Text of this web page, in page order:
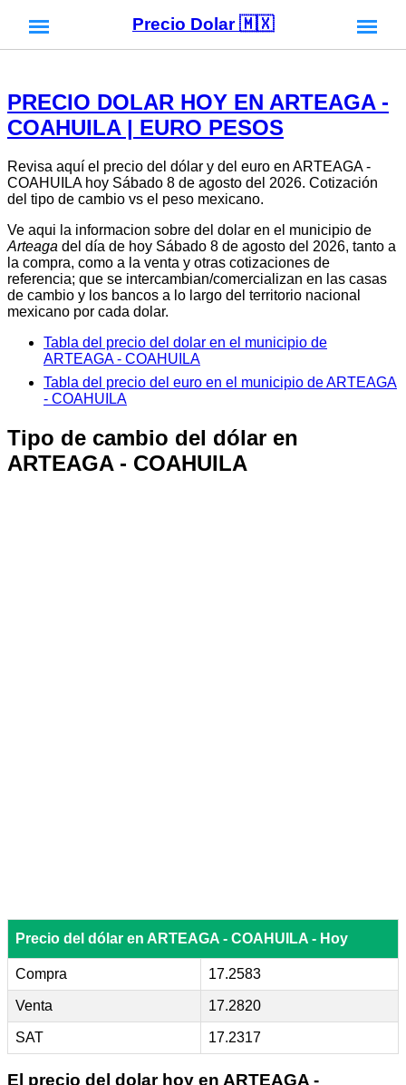
Precio Dolar 🇲🇽
PRECIO DOLAR HOY EN ARTEAGA -
COAHUILA | EURO PESOS
Revisa aquí el precio del dólar y del euro en ARTEAGA -
COAHUILA hoy Sábado 8 de agosto del 2026. Cotización
del tipo de cambio vs el peso mexicano.
Ve aqui la informacion sobre del dolar en el municipio de
Arteaga del día de hoy Sábado 8 de agosto del 2026, tanto a
la compra, como a la venta y otras cotizaciones de
referencia; que se intercambian/comercializan en las casas
de cambio y los bancos a lo largo del territorio nacional
mexicano por cada dolar.
Tabla del precio del dolar en el municipio de
ARTEAGA - COAHUILA
Tabla del precio del euro en el municipio de ARTEAGA
- COAHUILA
Tipo de cambio del dólar en
ARTEAGA - COAHUILA
Precio del dólar en ARTEAGA - COAHUILA - Hoy
Compra 17.2583
Venta 17.2820
SAT 17.2317
El precio del dolar hoy en ARTEAGA -